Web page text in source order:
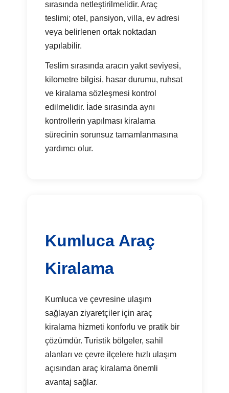
sırasında netleştirilmelidir. Araç
teslimi; otel, pansiyon, villa, ev adresi
veya belirlenen ortak noktadan
yapılabilir.
Teslim sırasında aracın yakıt seviyesi,
kilometre bilgisi, hasar durumu, ruhsat
ve kiralama sözleşmesi kontrol
edilmelidir. İade sırasında aynı
kontrollerin yapılması kiralama
sürecinin sorunsuz tamamlanmasına
yardımcı olur.
Kumluca Araç
Kiralama
Kumluca ve çevresine ulaşım
sağlayan ziyaretçiler için araç
kiralama hizmeti konforlu ve pratik bir
çözümdür. Turistik bölgeler, sahil
alanları ve çevre ilçelere hızlı ulaşım
açısından araç kiralama önemli
avantaj sağlar.